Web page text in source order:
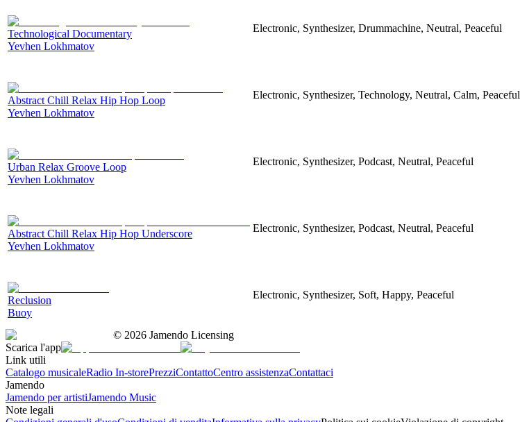
Technological Documentary
Yevhen Lokhmatov
Electronic, Synthesizer, Drummachine, Neutral, Peaceful
Abstract Chill Relax Hip Hop Loop
Yevhen Lokhmatov
Electronic, Synthesizer, Technology, Neutral, Calm, Peaceful
Urban Relax Groove Loop
Yevhen Lokhmatov
Electronic, Synthesizer, Podcast, Neutral, Peaceful
Abstract Chill Relax Hip Hop Underscore
Yevhen Lokhmatov
Electronic, Synthesizer, Podcast, Neutral, Peaceful
Reclusion
Buoy
Electronic, Synthesizer, Soft, Happy, Peaceful
© 2026 Jamendo Licensing
Scarica l'app
Link utili
Catalogo musicaleRadio In-storePrezziContattoCentro assistenzaContattaci
Jamendo
Jamendo per artistiJamendo Music
Note legali